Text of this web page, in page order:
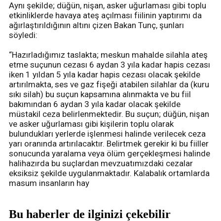
Aynı şekilde; düğün, nişan, asker uğurlaması gibi toplu
etkinliklerde havaya ateş açılması fiilinin yaptırımı da
ağırlaştırıldığının altını çizen Bakan Tunç, şunları
söyledi:
“Hazırladığımız taslakta; meskun mahalde silahla ateş
etme suçunun cezası 6 aydan 3 yıla kadar hapis cezası
iken 1 yıldan 5 yıla kadar hapis cezası olacak şekilde
artırılmakta, ses ve gaz fişeği atabilen silahlar da (kuru
sıkı silah) bu suçun kapsamına alınmakta ve bu fiil
bakımından 6 aydan 3 yıla kadar olacak şekilde
müstakil ceza belirlenmektedir. Bu suçun; düğün, nişan
ve asker uğurlaması gibi kişilerin toplu olarak
bulundukları yerlerde işlenmesi halinde verilecek ceza
yarı oranında artırılacaktır. Belirtmek gerekir ki bu fiiller
sonucunda yaralama veya ölüm gerçekleşmesi halinde
halihazırda bu suçlardan mevzuatımızdaki cezalar
eksiksiz şekilde uygulanmaktadır. Kalabalık ortamlarda
masum insanların hay
Bu haberler de ilginizi çekebilir